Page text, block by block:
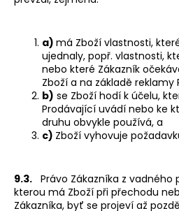
a) má Zboží vlastnosti,
ujednaly, popř. vlastnosti,
nebo které Zákazník
Zboží a na základě
b) se Zboží hodí k účelu,
Prodávající uvádí nebo ke
druhu obvykle používá, a
c) Zboží vyhovuje
9.3. Právo Zákazníka z vadného
kterou má Zboží při přechodu
Zákazníka, byť se projeví až